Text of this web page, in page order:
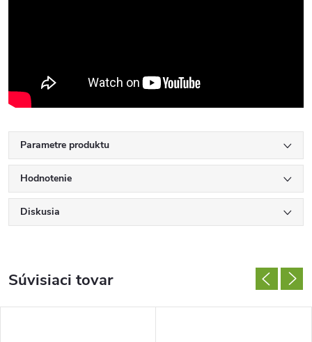
Parametre produktu
Hodnotenie
Diskusia
Súvisiaci tovar